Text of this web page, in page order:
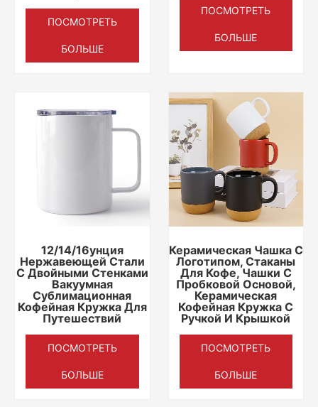
ПОСМОТРЕТЬ
БОЛЬШЕ
ПОСМОТРЕТЬ
БОЛЬШЕ
12/14/16унция
Нержавеющей Стали
С Двойными Стенками
Вакуумная
Сублимационная
Кофейная Кружка Для
Путешествий
ПОСМОТРЕТЬ
БОЛЬШЕ
Керамическая Чашка С
Логотипом, Стаканы
Для Кофе, Чашки С
Пробковой Основой,
Керамическая
Кофейная Кружка С
Ручкой И Крышкой
ПОСМОТРЕТЬ
БОЛЬШЕ